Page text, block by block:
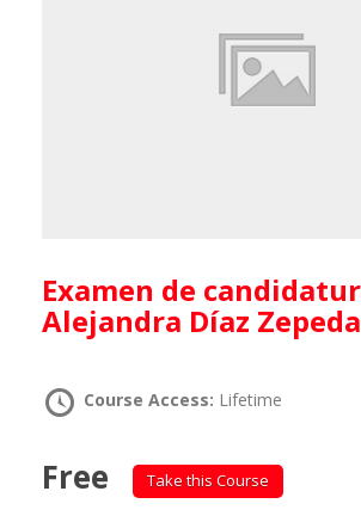
Examen de candidatura
Alejandra Díaz Zepeda
Course Access: Lifetime
Free Take this Course